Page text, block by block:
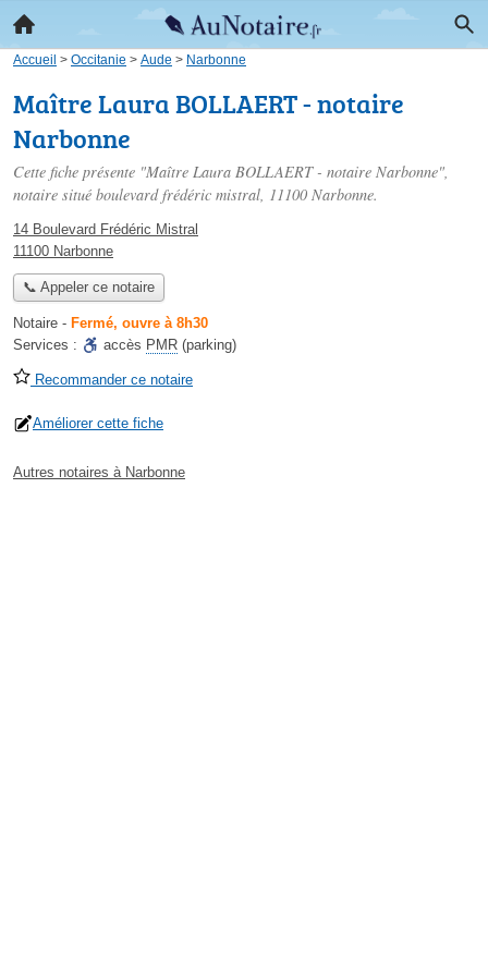
Accueil > Occitanie > Aude > Narbonne
Maître Laura BOLLAERT - notaire
Narbonne
Cette fiche présente "Maître Laura BOLLAERT - notaire Narbonne",
notaire situé boulevard frédéric mistral, 11100 Narbonne.
14 Boulevard Frédéric Mistral
11100 Narbonne
📞 Appeler ce notaire
Notaire - Fermé, ouvre à 8h30
Services :
accès PMR (parking)
Recommander ce notaire
Améliorer cette fiche
Autres notaires à Narbonne